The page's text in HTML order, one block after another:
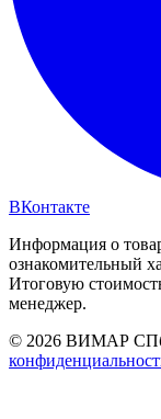
ВКонтакте
Информация о
ознакомительный
Итоговую
менеджер.
© 2026 ВИМАР